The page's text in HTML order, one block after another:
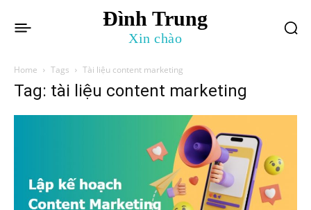
Đình Trung
Xin chào
Home Tags Tài liệu content marketing
Tag: tài liệu content marketing